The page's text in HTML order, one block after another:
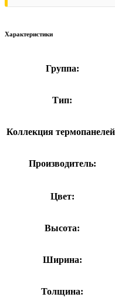
Характеристики
Группа:
Тип:
Коллекция
Производитель:
Цвет:
Высота:
Ширина:
Толщина: